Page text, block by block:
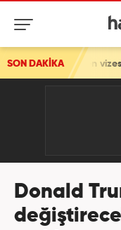
SON DAKİKA
vizesine bir darbe daha!
Donald